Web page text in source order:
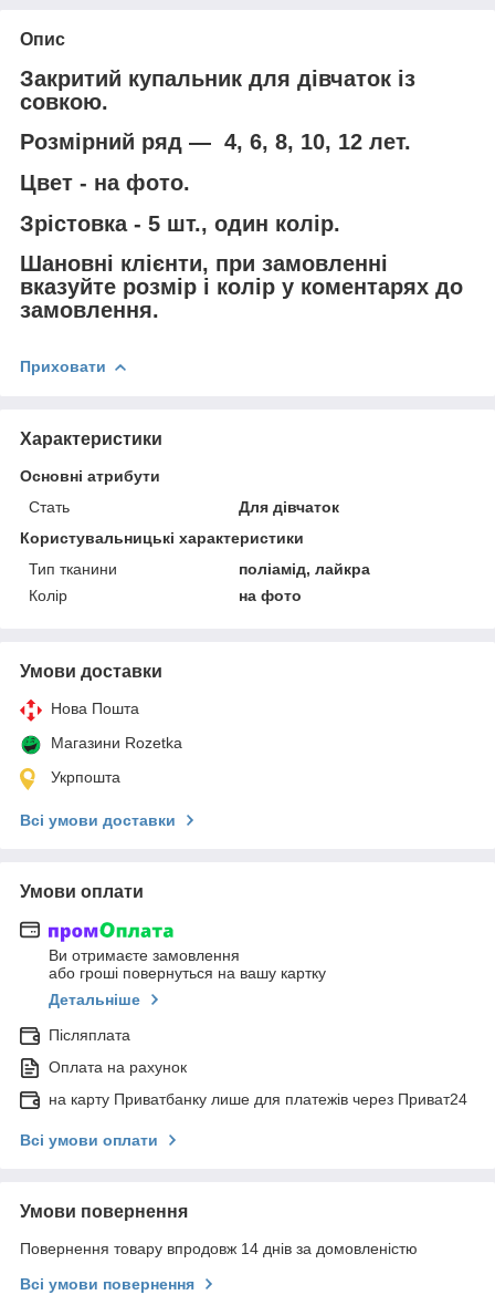
Опис
Закритий купальник для дівчаток із
совкою.
Розмірний ряд — 4, 6, 8, 10, 12 лет.
Цвет - на фото.
Зрістовка - 5 шт., один колір.
Шановні клієнти, при замовленні
вказуйте розмір і колір у коментарях до
замовлення.
Приховати
Характеристики
Основні атрибути
Стать
Для дівчаток
Користувальницькі характеристики
Тип тканини
поліамід, лайкра
Колір
на фото
Умови доставки
Нова Пошта
Магазини Rozetka
Укрпошта
Всі умови доставки
Умови оплати
Ви отримаєте замовлення
або гроші повернуться на вашу картку
Детальніше
Післяплата
Оплата на рахунок
на карту Приватбанку лише для платежів через Приват24
Всі умови оплати
Умови повернення
Повернення товару впродовж 14 днів за домовленістю
Всі умови повернення